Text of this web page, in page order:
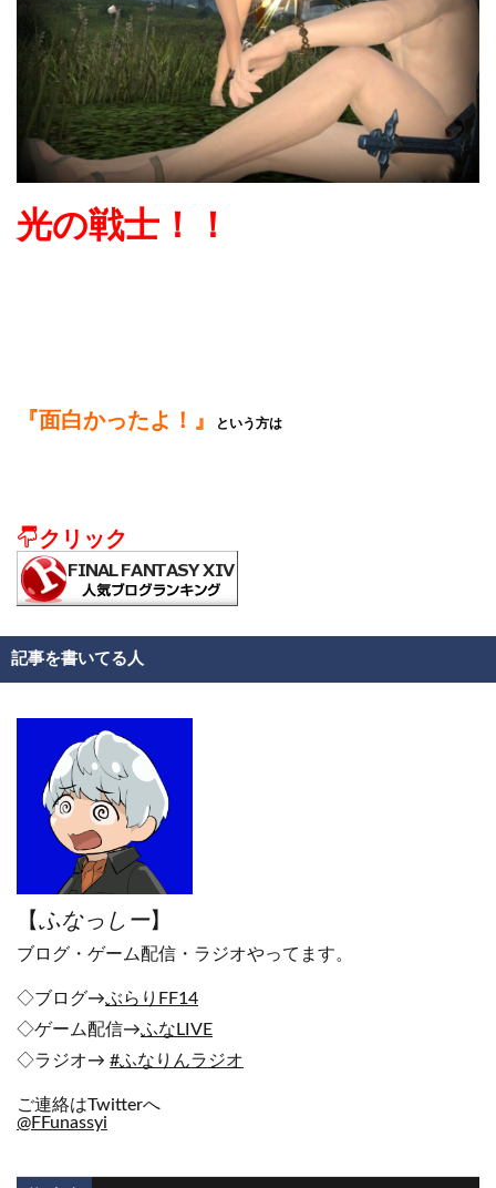
光の戦士！！
『面白かったよ！』 という方は
クリック
記事を書いてる人
【 ふなっしー】
ブログ・ゲーム配信・ラジオやってます。
◇ブログ→ぶらりFF14
◇ゲーム配信→ふなLIVE
◇ラジオ→ #ふなりんラジオ
ご連絡はTwitterへ
@FFunassyi